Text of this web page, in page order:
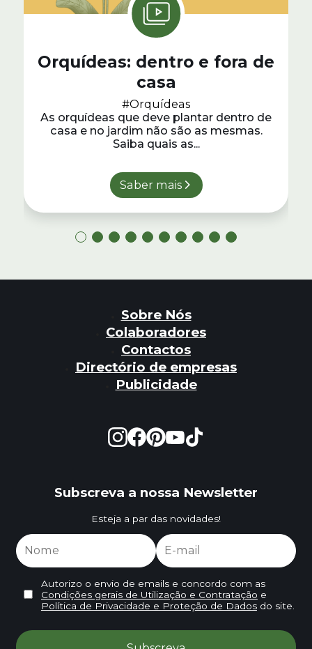
Orquídeas: dentro e fora de
casa
#Orquídeas
As orquídeas que deve plantar dentro de
casa e no jardim não são as mesmas.
Saiba quais as...
Saber mais
Sobre Nós
Colaboradores
Contactos
Directório de empresas
Publicidade
Subscreva a nossa Newsletter
Esteja a par das novidades!
Autorizo o envio de emails e concordo com as
Condições gerais de Utilização e Contratação e
Política de Privacidade e Proteção de Dadosdo site.